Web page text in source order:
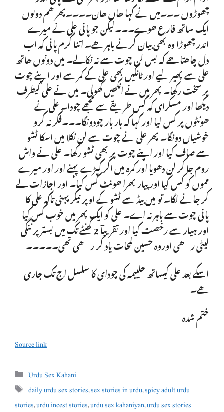
چھوڑوں ۔۔۔میں نے کہا ھاں ھان۔۔۔۔پھر ھم دوںوں
ایک ساتھ فارع ھوے۔۔۔لیکن جو پانی علی نے میرے
اندر چھوڑا وہ بھی بیان کرنے باہر ھے۔ اتنا گرم پانی کہ اب
دل چاھتا ھے کہ بس لن چوت سے نہ نکالے۔ میں دونوں ھاتھ
علی سے پھیر لیے اور ٹانگیں بھی علی کے کمر سے اور اپنے چوت
پر سخت رکھا۔ پھر میں نے انکھیں کھولی۔ میں نے علی کیطرف
دیکھا اور مسکرای کہ کس طریقے سے مجھے چودا۔ علی نے
ھونٹوں پر کس لیا اور کہا کہ بار بار چودونگا۔۔۔فکر نہ کرو
خوشیاں دونگا۔ پھر علی نے چوت سے لن نکلا میں اسکا ٹشو
سے صاف کیا اور اپنے چوت پر بھی ٹشو رکھا۔ علی نے واش
روم جا کر لن دھویا اور کمرہ میں اکر کپڑے پہنے اور اور میرے
مموں کو کس کیا اور پیار بھرا ھونٹ کس کیا۔ اور اجازات لے
کر جانے لگا۔ تو میں بیڈ سے ٹشو کے اوپر نیکر پہنی تاکہ علی کا
پانی چوت سے باہر نہ اے۔ علی کو ایک پھر میں خوب کس کیا
اور ہیار سے رخصت کیا اور تقریبآ 2 گھنٹے تک میں بستر پر ننگی
لیٹی رھی اوروہ حسین لمحات یاد کر رھی تھی۔۔۔۔۔
اسکے بعد علی کیساتھ حلییمہ کی چودای کا سلسل اج تک جاری
ھے۔
ختم شدہ
Source link
Categories
Urdu Sex Kahani
Tags
daily urdu sex stories,sex stories in urdu,spicy adult urdu
stories,urdu incest stories,urdu sex kahaniyan,urdu sex stories